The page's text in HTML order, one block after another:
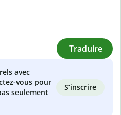
Traduire
avec
vous pour
seulement
S’inscrire